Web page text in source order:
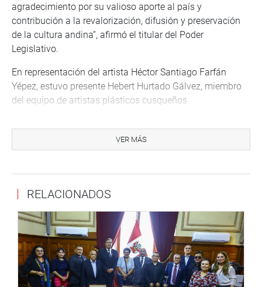
agradecimiento por su valioso aporte al país y
contribución a la revalorización, difusión y preservación
de la cultura andina”, afirmó el titular del Poder
Legislativo.
En representación del artista Héctor Santiago Farfán
Yépez, estuvo presente Hebert Hurtado Gálvez, miembro
del equipo de artistas plásticos cusqueños.
nació en el Cusco en 1957. Estudió en la Escuela Superior
Autónoma de Bellas Artes del Cusco y en la Escuela
Héctor Santiago Farfán Yépez es un artista plástico
cusqueño, nacido en Pomacanchi, autor de la donación
del monumento que representa al personaje histórico y
típico de este distrito denominado “Qanchi Machu”, de la
provincia de Acomayo.
OFICINA DE COMUNICACIONES E IMAGEN
INSTITUCIONAL
VER MÁS
RELACIONADOS